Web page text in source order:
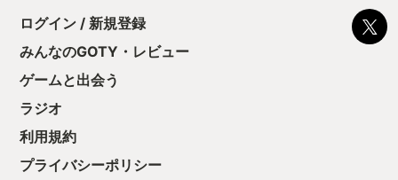
いいだろう。私は横たわり その日は、ひたすらネトフリのホ
から観るホラー映画は最高のエンタメだ。私は一日中横になっ
て映画を観たり、もちろんゲームもしていたさ。腰をやっちゃ
ったんだからという無敵の建前がある。一日中だ。一日中寝て
食べてエンタメを貪り過ごす。家族の誰からも文句は言われな
築く前に謝罪という基礎固めをしっかりした。本当であれば、
していたのだ……そこは猛烈に謝罪をしたさ。猛烈な基礎固め
ログイン / 新規登録
みんなのGOTY・レビュー
ゲームと出会う
ラジオ
利用規約
プライバシーポリシー